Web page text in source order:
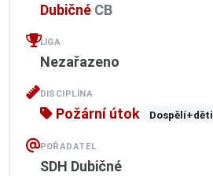
Dubičné CB
LIGA
Nezařazeno
DISCIPLÍNA
Požární útok Dospělí+děti
POŘADATEL
SDH Dubičné